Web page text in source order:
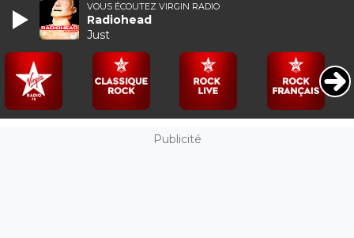
Publicité
VOUS ÉCOUTEZ VIRGIN RADIO
Radiohead
Just